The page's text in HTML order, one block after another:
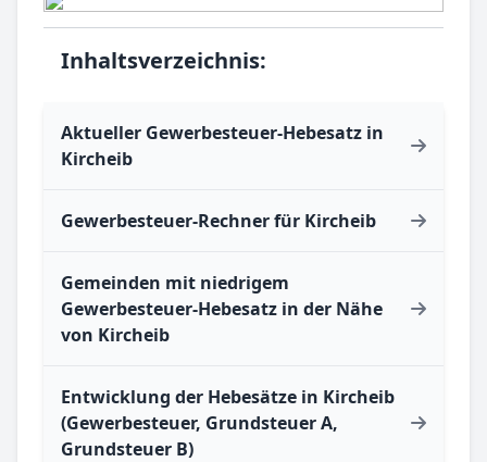
Inhaltsverzeichnis:
Aktueller Gewerbesteuer-Hebesatz in
Kircheib
Gewerbesteuer-Rechner für Kircheib
Gemeinden mit niedrigem
Gewerbesteuer-Hebesatz in der Nähe
von Kircheib
Entwicklung der Hebesätze in Kircheib
(Gewerbesteuer, Grundsteuer A,
Grundsteuer B)